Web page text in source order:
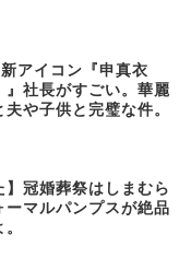
アイコン『申真衣
』社長がすごい。華麗
や子供と完璧な件。
】冠婚葬祭はしまむら
ーマルパンプスが絶品